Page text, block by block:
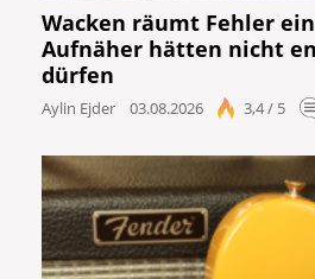
Wacken räumt Fehler
Aufnäher hätten nicht
dürfen
Aylin Ejder 03.08.2026 3,4 / 5